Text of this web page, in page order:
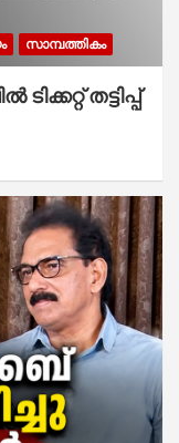
സാമ്പത്തികം
തട്ടിപ്പ്